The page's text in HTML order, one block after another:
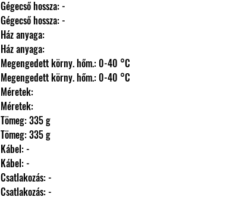
                Gégecső hossza: -
                Gégecső hossza: -
                Ház anyaga:
                Ház anyaga:
                Megengedett körny. hőm.: 0-40 °C
                Megengedett körny. hőm.: 0-40 °C
                Méretek:
                Méretek:
                Tömeg: 335 g
                Tömeg: 335 g
                Kábel: -
                Kábel: -
                Csatlakozás: -
                Csatlakozás: -